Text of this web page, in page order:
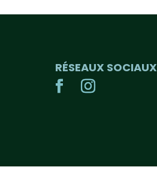
RÉSEAUX SOCIAUX